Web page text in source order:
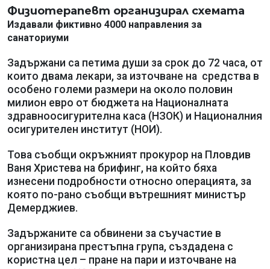
Физиотерапевт организирал схемата
Издавали фиктивно 4000 направления за
санаториуми
Задържани са петима души за срок до 72 часа, от
които двама лекари, за източване на средства в
особено големи размери на около половин
милион евро от бюджета на Националната
здравноосигурителна каса (НЗОК) и Националния
осигурителен институт (НОИ).
Това съобщи окръжният прокурор на Пловдив
Ваня Христева на брифинг, на който бяха
изнесени подробности относно операцията, за
която по-рано съобщи вътрешният министър
Демерджиев.
Задържаните са обвинени за съучастие в
организирана престъпна група, създадена с
користна цел – пране на пари и източване на